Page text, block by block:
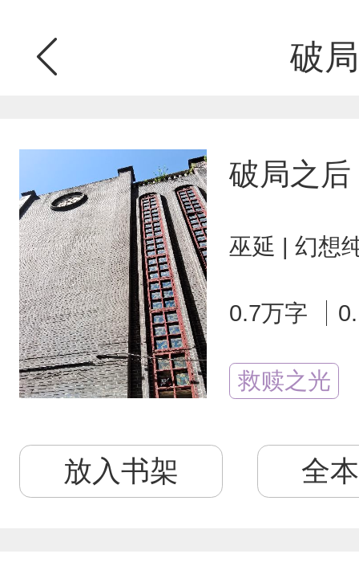
破
破局之后
巫延 | 幻想
0.7万字
救赎之光
放入书架 全